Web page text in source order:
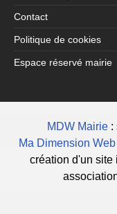
Contact
Politique de cookies
Espace réservé mairie
MDW Mairie :
Ma Dimension Web
création d'un site